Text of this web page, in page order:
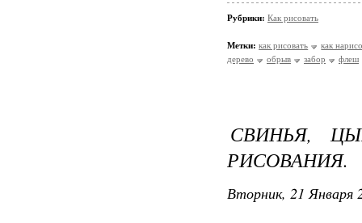
Рубрики: Как рисовать
Метки: как рисовать
как
дерево
обрыв забор флеш
СВИНЬЯ,
РИСОВАНИЯ.
Вторник, 21 Января